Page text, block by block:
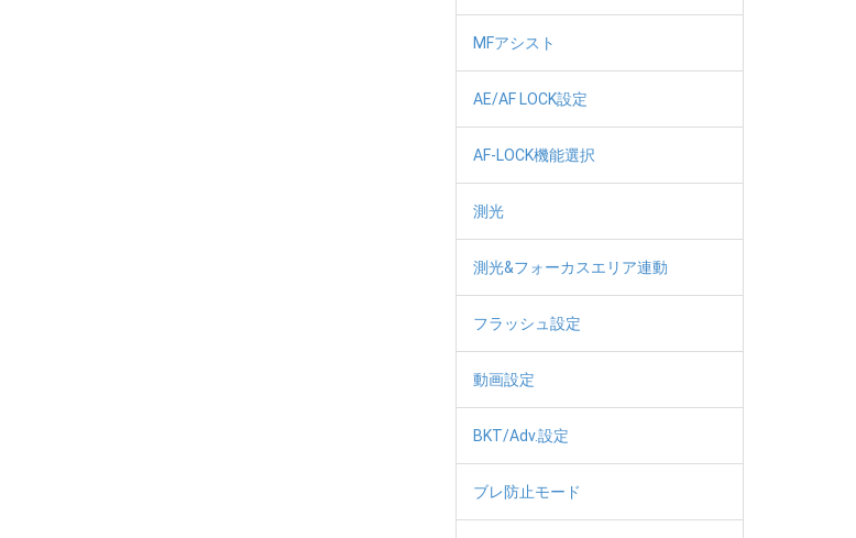
MFアシスト
AE/AF LOCK設定
AF-LOCK機能選択
測光
測光&フォーカスエリア連動
フラッシュ設定
動画設定
BKT/Adv.設定
ブレ防止モード